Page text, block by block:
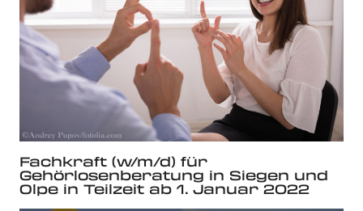
Fachkraft (w/m/d) für
Gehörlosenberatung in Siegen und
Olpe in Teilzeit ab 1. Januar 2022